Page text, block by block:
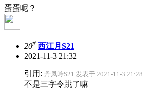
蛋蛋呢？
20# 西江月S21
2021-11-3 21:32
引用: 丹凤吟S21 发表于 2021-11-3 21:28
不是三字令跳了嘛